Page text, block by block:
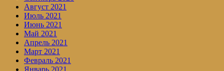
Август 2021
Июль 2021
Июнь 2021
Май 2021
Апрель 2021
Март 2021
Февраль 2021
Январь 2021